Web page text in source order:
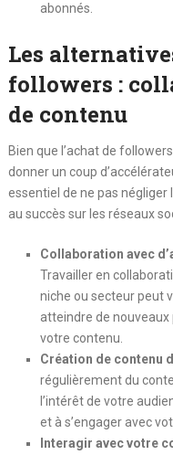
abonnés.
Les
followers :
de contenu
Bien que l’achat de
donner un coup
essentiel de ne pas
au succès sur les réseaux
Collaboration avec
Travailler en
niche ou secteur peut
atteindre de
votre contenu.
Création de contenu
régulièrement du
l’intérêt de votre
et à s’engager avec
Interagir avec votre